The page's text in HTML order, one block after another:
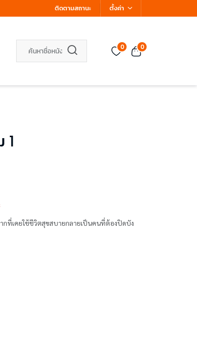
ติดตามสถานะ ตั้งค่า
0 0
1
ที่เคยใช้ชีวิตสุขสบายกลายเป็นคนที่ต้องปิดบัง